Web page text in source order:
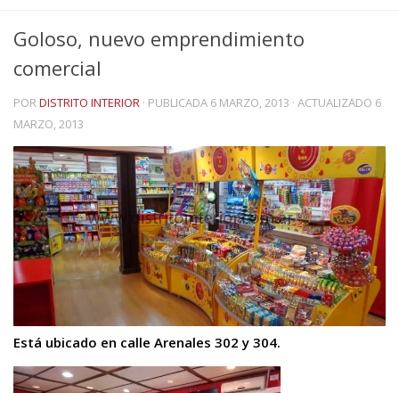
Goloso, nuevo emprendimiento
comercial
PORDISTRITO INTERIOR · PUBLICADA 6 MARZO, 2013 · ACTUALIZADO 6
MARZO, 2013
Está ubicado en calle Arenales 302 y 304.